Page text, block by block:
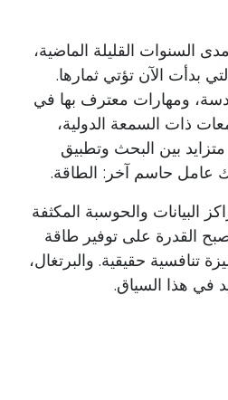
السنوات القليلة الماضية،
بدأت الآن تؤتي ثمارها.
ومهارات معترف بها في
ذات السمعة الدولية،
بين البحث وتطبيق
عامل حاسم آخر: الطاقة.
البيانات والحوسبة المكثفة
القدرة على توفير طاقة
تنافسية حقيقية. والبرتغال،
في هذا السياق.